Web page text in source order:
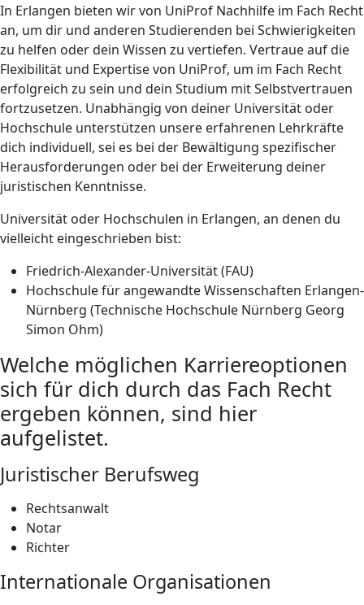
In Erlangen bieten wir von UniProf Nachhilfe im Fach Recht
an, um dir und anderen Studierenden bei Schwierigkeiten
zu helfen oder dein Wissen zu vertiefen. Vertraue auf die
Flexibilität und Expertise von UniProf, um im Fach Recht
erfolgreich zu sein und dein Studium mit Selbstvertrauen
fortzusetzen. Unabhängig von deiner Universität oder
Hochschule unterstützen unsere erfahrenen Lehrkräfte
dich individuell, sei es bei der Bewältigung spezifischer
Herausforderungen oder bei der Erweiterung deiner
juristischen Kenntnisse.
Universität oder Hochschulen in Erlangen, an denen du
vielleicht eingeschrieben bist:
Friedrich-Alexander-Universität (FAU)
Hochschule für angewandte Wissenschaften Erlangen-
Nürnberg (Technische Hochschule Nürnberg Georg
Simon Ohm)
Welche möglichen Karriereoptionen
sich für dich durch das Fach Recht
ergeben können, sind hier
aufgelistet.
Juristischer Berufsweg
Rechtsanwalt
Notar
Richter
Internationale Organisationen